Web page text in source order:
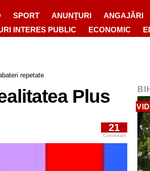
SPORT ANUNȚURI ANGAJĂRI
INTERES PUBLIC ECONOMIC
repetate
Plus
21
Comentarii